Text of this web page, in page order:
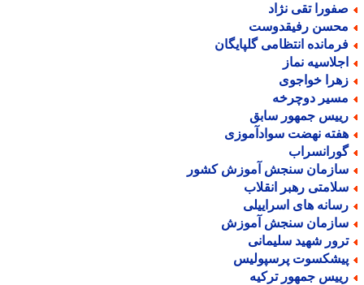
تقی نژاد
رفیقدوست
انتظامی گلپایگان
نماز
خواجوی
دوچرخه
جمهور سابق
نهضت سوادآموزی
سنجش آموزش کشور
رهبر انقلاب
های اسراییلی
سنجش آموزش
شهید سلیمانی
پرسپولیس
جمهور ترکیه